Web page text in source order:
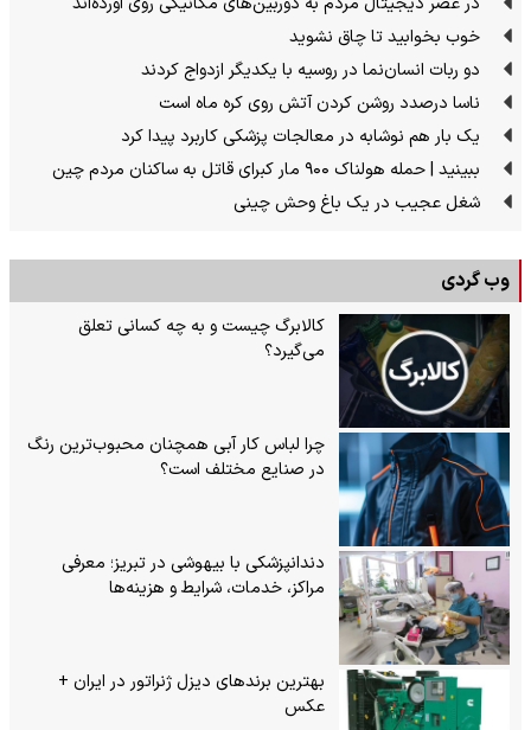
خوب بخوابید تا چاق نشوید
دو ربات انسان‌نما در روسیه با یکدیگر ازدواج کردند
ناسا درصدد روشن کردن آتش روی کره ماه است
یک بار هم نوشابه در معالجات پزشکی کاربرد پیدا کرد
ببینید | حمله هولناک ۹۰۰ مار کبرای قاتل به ساکنان مردم چین
شغل عجیب در یک باغ وحش چینی
وب گردی
کالابرگ چیست و به چه کسانی تعلق
می‌گیرد؟
چرا لباس کار آبی همچنان محبوب‌ترین رنگ
در صنایع مختلف است؟
دندانپزشکی با بیهوشی در تبریز؛ معرفی
مراکز، خدمات، شرایط و هزینه‌ها
بهترین برندهای دیزل ژنراتور در ایران +
عکس